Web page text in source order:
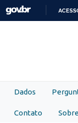
Skip to main content
Dados
Contato